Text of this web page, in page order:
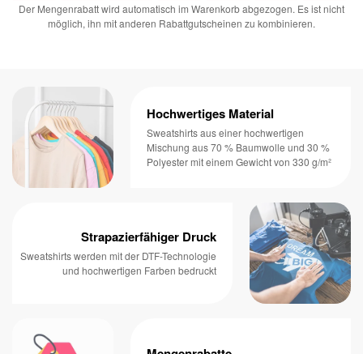
Der Mengenrabatt wird automatisch im Warenkorb abgezogen. Es ist nicht
möglich, ihn mit anderen Rabattgutscheinen zu kombinieren.
Hochwertiges Material
Sweatshirts aus einer hochwertigen
Mischung aus 70 % Baumwolle und 30 %
Polyester mit einem Gewicht von 330 g/m²
Strapazierfähiger Druck
Sweatshirts werden mit der DTF-Technologie
und hochwertigen Farben bedruckt